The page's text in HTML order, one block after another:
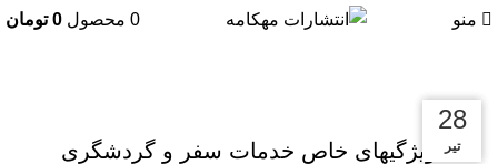
منو 0 محصول 0 تومان
ویژگی‎های خاص خدمات سفر و گردشگری
04
بهمن
04
بهمن
28
تیر